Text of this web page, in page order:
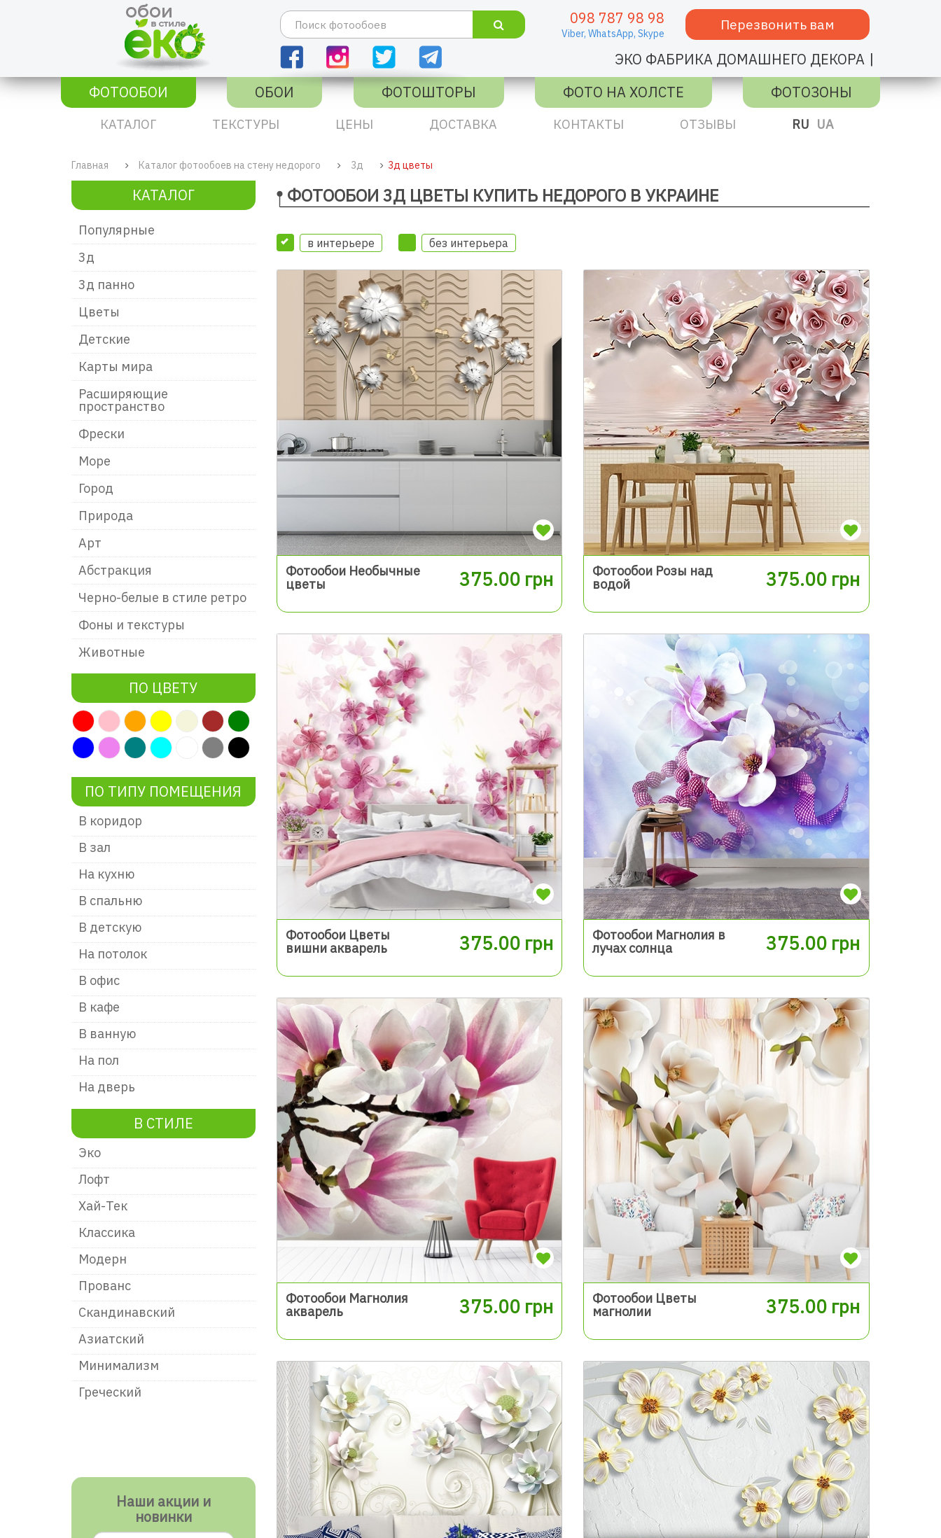
098 787 98 98
Viber, WhatsApp, Skype
Перезвонить вам
ЭКО ФАБРИКА ДОМАШНЕГО ДЕКОРА |
ФОТООБОИ
ОБОИ ФОТОШТОРЫ ФОТО НА ХОЛСТЕ ФОТОЗОНЫ
КАТАЛОГ ТЕКСТУРЫ ЦЕНЫ ДОСТАВКА КОНТАКТЫ ОТЗЫВЫ RU UA
Главная Каталог фотообоев на стену недорого 3д 3д цветы
КАТАЛОГ
Популярные
3д
3д панно
Цветы
Детские
Карты мира
Расширяющие
пространство
Фрески
Море
Город
Природа
Арт
Абстракция
Чeрно-белые в стиле ретро
Фоны и текстуры
Животные
ПО ЦВЕТУ
ПО ТИПУ ПОМЕЩЕНИЯ
В коридор
В зал
На кухню
В спальню
В детскую
На потолок
В офис
В кафе
В ванную
На пол
На дверь
В СТИЛЕ
Эко
Лофт
Хай-Тек
Классика
Модерн
Прованс
Скандинавский
Азиатский
Минимализм
Греческий
Наши акции и
новинки
ФОТООБОИ 3Д ЦВЕТЫ КУПИТЬ НЕДОРОГО В УКРАИНЕ
в интерьере без интерьера
Фотообои Необычные
цветы
375.00 грн
Фотообои Розы над
водой
375.00 грн
Фотообои Цветы
вишни акварель
375.00 грн
Фотообои Магнолия в
лучах солнца
375.00 грн
Фотообои Магнолия
акварель
375.00 грн
Фотообои Цветы
магнолии
375.00 грн